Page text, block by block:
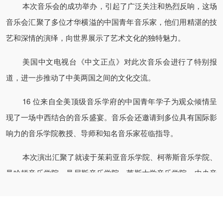
本次音乐会的成功举办，引起了广泛关注和热烈反响，这场
音乐会汇聚了多位才华横溢的中国青年音乐家，他们用精湛的技
艺和深情的演绎，向世界展示了艺术文化的独特魅力。
美国中文电视台《中文正点》对此次音乐会进行了特别报
道，进一步推动了中美两国之间的文化交流。
16 位来自全美顶级音乐学府的中国青年学子为观众倾情呈
现了一场中西结合的音乐盛宴。音乐会还邀请到多位具有国际影
响力的音乐学院教授、导师和知名音乐家莅临指导。
本次演出汇聚了就读于茱莉亚音乐学院、柯蒂斯音乐学院、
曼哈顿音乐学院、曼尼斯音乐学院、莱斯大学音乐学院、中央音